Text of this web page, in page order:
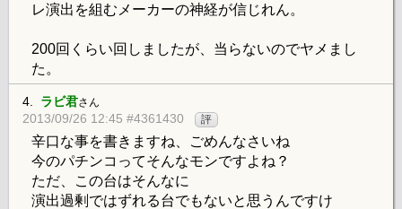
レ演出を組むメーカーの神経が信じれん。
200回くらい回しましたが、当らないのでヤメまし
た。
4. ラビ君さん
2013/09/26 12:45 #4361430 評
辛口な事を書きますね、ごめんなさいね
今のパチンコってそんなモンですよね？
ただ、この台はそんなに
演出過剰ではずれる台でもないと思うんですけ